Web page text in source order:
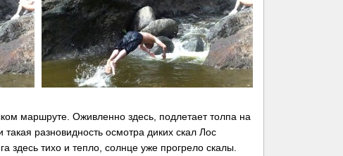
маршруте. Оживленно здесь, подлетает толпа на
разновидность осмотра диких скал Лос
здесь тихо и тепло, солнце уже прогрело скалы.